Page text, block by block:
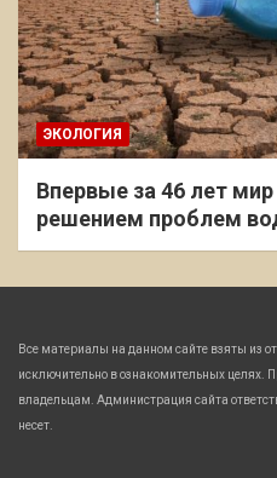
ЭКОЛОГИЯ
Впервые за 46 лет
решением проблем
Все материалы на данном сайте взяты из
исключительно в ознакомительных целях.
владельцам. Администрация сайта
несет.